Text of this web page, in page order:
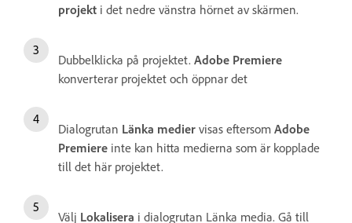
projekt i det nedre vänstra hörnet av skärmen.
Dubbelklicka på projektet. Adobe Premiere
konverterar projektet och öppnar det
Dialogrutan Länka medier visas eftersom Adobe
Premiere inte kan hitta medierna som är kopplade
till det här projektet.
Välj Lokalisera i dialogrutan Länka media. Gå till